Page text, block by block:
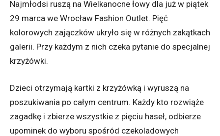
Najmłodsi ruszą na Wielkanocne łowy dla już w piątek
29 marca we Wrocław Fashion Outlet. Pięć
kolorowych zajączków ukryło się w różnych zakątkach
galerii. Przy każdym z nich czeka pytanie do specjalnej
krzyżówki.
Dzieci otrzymają kartki z krzyżówką i wyruszą na
poszukiwania po całym centrum. Każdy kto rozwiąże
zagadkę i zbierze wszystkie z pięciu haseł, odbierze
upominek do wyboru spośród czekoladowych